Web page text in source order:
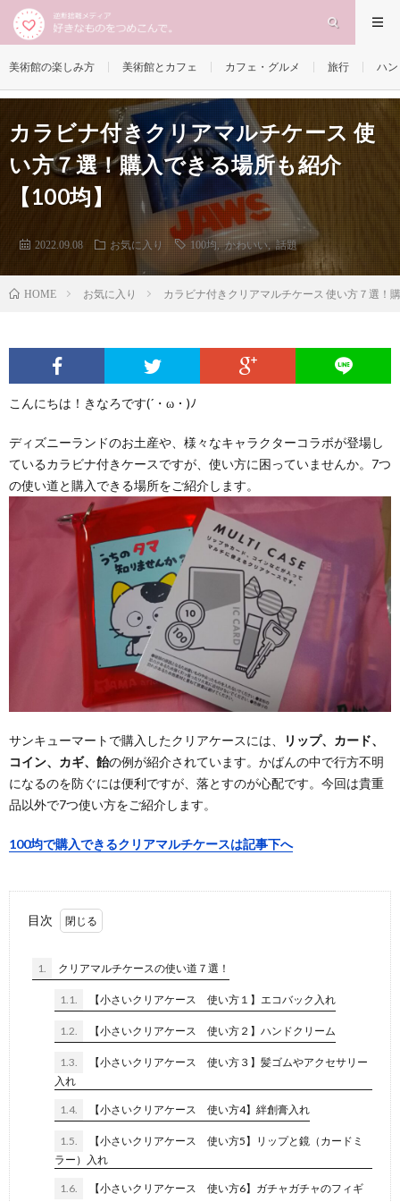
美術館の楽しみ方 美術館とカフェ カフェ・グルメ 旅行 ハ
カラビナ付きクリアマルチケース 使
い方７選！購入できる場所も紹介
【100均】
2022.09.08 お気に入り 100均, かわいい, 話題
HOME お気に入り カラビナ付きクリアマルチケース 使い方７選！
こんにちは！きなろです(´・ω・)ﾉ
ディズニーランドのお土産や、様々なキャラクターコラボが登場し
ているカラビナ付きケースですが、使い方に困っていませんか。7つ
の使い道と購入できる場所をご紹介します。
サンキューマートで購入したクリアケースには、
リップ、カード、
コイン、カギ、飴の例が紹介されています。かばんの中で行方不明
になるのを防ぐには便利ですが、落とすのが心配です。今回は貴重
品以外で7つ使い方をご紹介します。
100均で購入できるクリアマルチケースは記事下へ
目次
1. クリアマルチケースの使い道７選！
1.1. 【小さいクリアケース 使い方１】エコバック入れ
1.2. 【小さいクリアケース 使い方２】ハンドクリーム
1.3.
【小さいクリアケース 使い方３】髪ゴムやアクセサリー
入れ
1.4. 【小さいクリアケース 使い方4】絆創膏入れ
1.5.
【小さいクリアケース 使い方5】リップと鏡（カードミ
ラー）入れ
1.6.
【小さいクリアケース 使い方6】ガチャガチャのフィギ